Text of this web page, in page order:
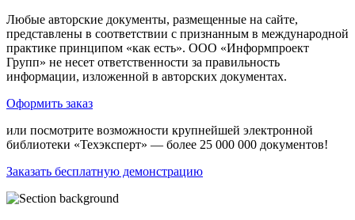
Любые авторские документы, размещенные на сайте,
представлены в соответствии с признанным в международной
практике принципом «как есть». ООО «Информпроект
Групп» не несет ответственности за правильность
информации, изложенной в авторских документах.
Оформить заказ
или посмотрите возможности крупнейшей электронной
библиотеки «Техэксперт» — более 25 000 000 документов!
Заказать бесплатную демонстрацию